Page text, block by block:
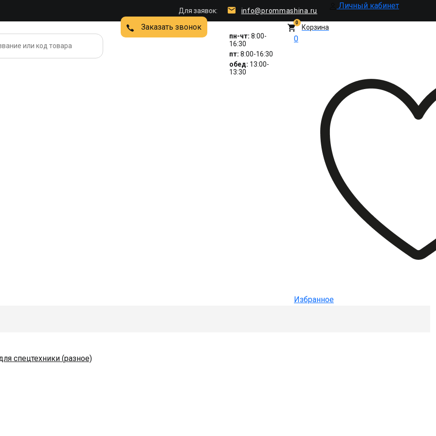
info@prommashina.ru
Для заявок:
Личный кабинет
Заказать звонок
пн-чт: 8:00-
16:30
пт: 8:00-16:30
обед: 13:00-
13:30
0
Корзина
0
Избранное
спецтехники (разное)